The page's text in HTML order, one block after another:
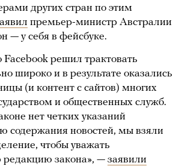
других стран по этим
премьер-министр Австралии
— у себя в фейсбуке.
решил трактовать
широко и в результате оказались
(и контент с сайтов) многих
и общественных служб.
нет четких указаний
содержания новостей, мы взяли
чтобы уважать
закона», — заявили